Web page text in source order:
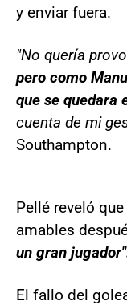
y enviar fuera.
"No quería
pero como
que se quedara
cuenta de mi
Southampton.
Pellé reveló
amables
un gran
El fallo del